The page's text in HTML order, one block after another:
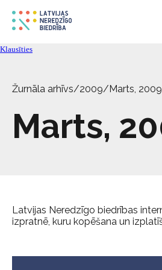
Klausīties
Žurnāla arhīvs/2009/Marts, 2009
Marts,
Latvijas Neredzīgo biedrības
izpratnē, kuru kopēšana un